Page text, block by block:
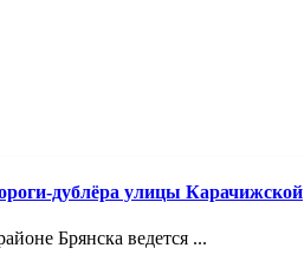
дублёра улицы Карачижской
Брянска ведется ...